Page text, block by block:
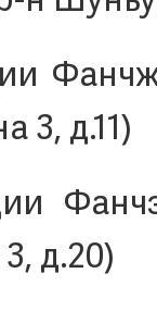
3, д.11)
д.20)